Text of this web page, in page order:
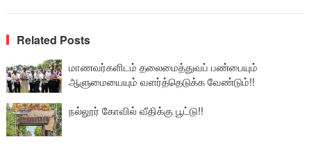
Related Posts
மாணவர்களிடம் தலைமைத்துவப் பண்பையும்
ஆளுமையையும் வளர்த்தெடுக்க வேண்டும்!!
நல்லூர் கோவில் வீதிக்கு பூட்டு!!